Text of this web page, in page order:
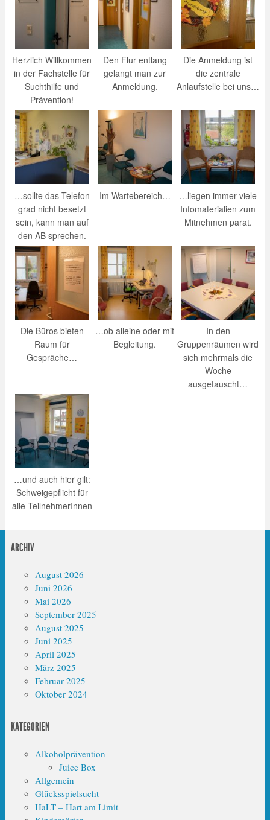
Herzlich Willkommen
in der Fachstelle für
Suchthilfe und
Prävention!
Den Flur entlang
gelangt man zur
Anmeldung.
Die Anmeldung ist
die zentrale
Anlaufstelle bei uns…
…sollte das Telefon
grad nicht besetzt
sein, kann man auf
den AB sprechen.
Im Wartebereich…
…liegen immer viele
Infomaterialien zum
Mitnehmen parat.
Die Büros bieten
Raum für
Gespräche…
…ob alleine oder mit
Begleitung.
In den
Gruppenräumen wird
sich mehrmals die
Woche
ausgetauscht…
…und auch hier gilt:
Schweigepflicht für
alle TeilnehmerInnen
ARCHIV
August 2026
Juni 2026
Mai 2026
September 2025
August 2025
Juni 2025
April 2025
März 2025
Februar 2025
Oktober 2024
KATEGORIEN
Alkoholprävention
Juice Box
Allgemein
Glücksspielsucht
HaLT – Hart am Limit